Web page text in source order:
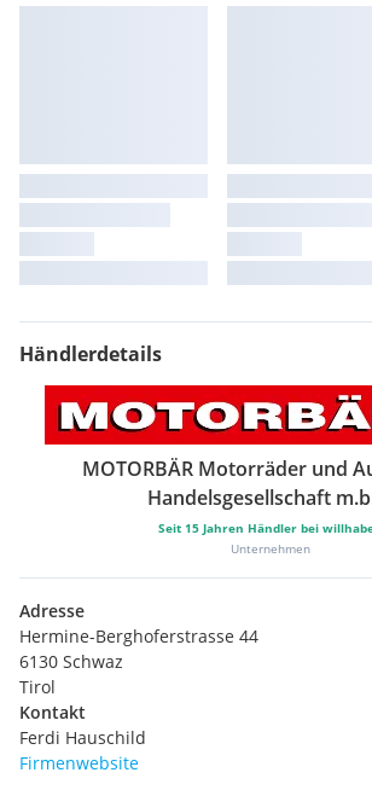
Händlerdetails
MOTORBÄR Motorräder und
Handelsgesellschaft
Seit 15 Jahren Händler bei
Unternehmen
Adresse
Hermine-Berghoferstrasse 44
6130 Schwaz
Tirol
Kontakt
Ferdi Hauschild
Firmenwebsite